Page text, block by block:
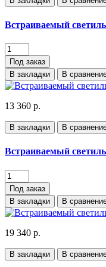
Встраиваемый
Под заказ
В закладки
В
13 360 р.
В закладки В
Встраиваемый
Под заказ
В закладки
В
19 340 р.
В закладки В